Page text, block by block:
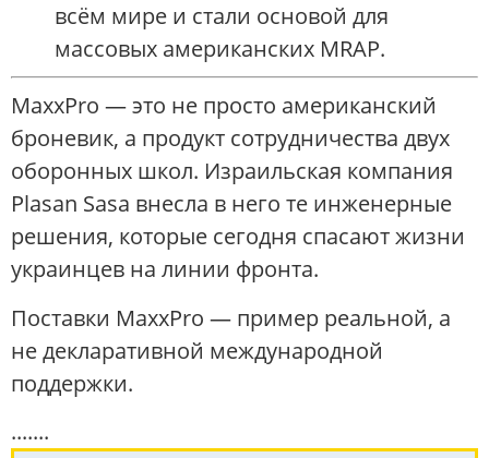
всём мире и стали основой для
массовых американских MRAP.
MaxxPro — это не просто американский
броневик, а продукт сотрудничества двух
оборонных школ. Израильская компания
Plasan Sasa внесла в него те инженерные
решения, которые сегодня спасают жизни
украинцев на линии фронта.
Поставки MaxxPro — пример реальной, а
не декларативной международной
поддержки.
.......